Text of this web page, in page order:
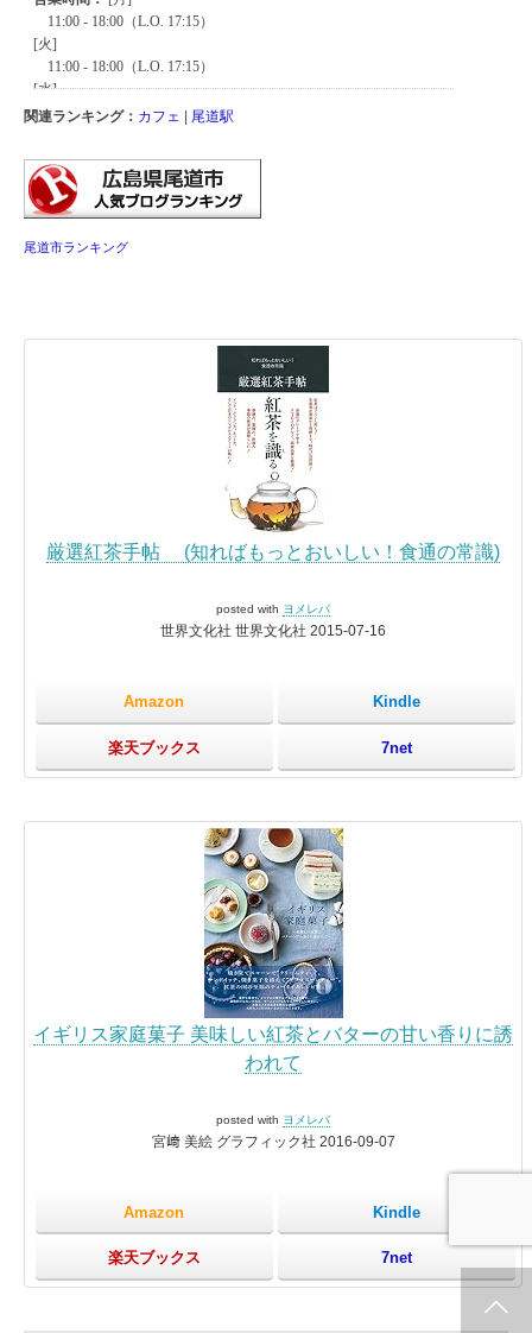
関連ランキング： カフェ 尾道駅
尾道市ランキング
厳選紅茶手帖 (知ればもっとおいしい！食通の常識)
posted with ヨメレバ
世界文化社 世界文化社 2015-07-16
Amazon Kindle
楽天ブックス 7net
イギリス家庭菓子 美味しい紅茶とバターの甘い香りに誘
われて
posted with ヨメレバ
宮﨑 美絵 グラフィック社 2016-09-07
Amazon Kindle
楽天ブックス 7net
お問合せ